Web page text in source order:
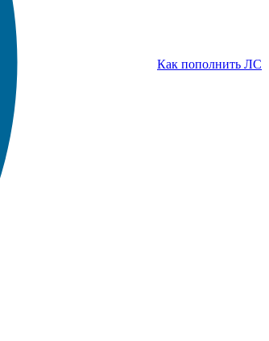
Как пополнить ЛС